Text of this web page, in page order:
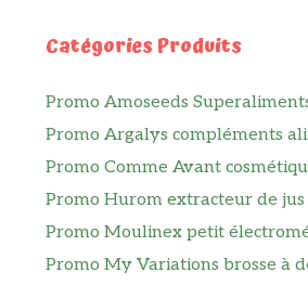
Catégories Produits
Promo Amoseeds
Promo Argalys compléments
Promo Comme Avant
Promo Hurom extracteur de jus
Promo Moulinex petit
Promo My Variations brosse à